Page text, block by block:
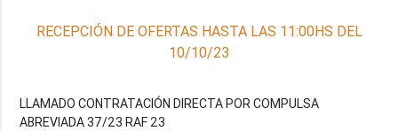
RECEPCIÓN DE OFERTAS HASTA LAS 11:00HS DEL
10/10/23
LLAMADO CONTRATACIÓN DIRECTA POR COMPULSA
ABREVIADA 37/23 RAF 23